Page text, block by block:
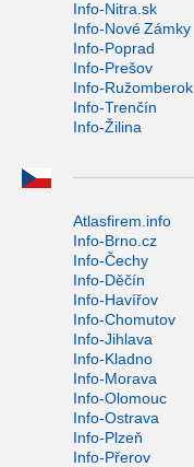
Info-Nitra.sk
Info-Nové Zámky
Info-Poprad
Info-Prešov
Info-Ružomberok
Info-Trenčín
Info-Žilina
Atlasfirem.info
Info-Brno.cz
Info-Čechy
Info-Děčín
Info-Havířov
Info-Chomutov
Info-Jihlava
Info-Kladno
Info-Morava
Info-Olomouc
Info-Ostrava
Info-Plzeň
Info-Přerov